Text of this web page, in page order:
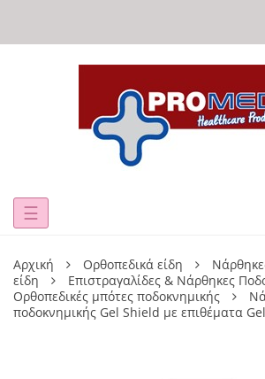
Toggle
☰
Αρχική Ορθοπεδικά είδη
είδη
Επιστραγαλίδες & Νάρθηκες
Ορθοπεδικές μπότες ποδοκνημικής
ποδοκνημικής Gel Shield με επιθέματα Gel